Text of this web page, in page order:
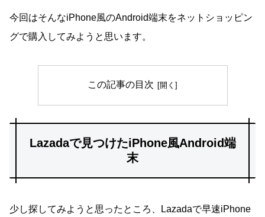
今回はそんなiPhone風のAndroid端末をネットショッピン
グで購入してみようと思います。
この記事の目次
Lazadaで見つけたiPhone風Android端
末
少し探してみようと思ったところ、Lazadaで早速iPhone